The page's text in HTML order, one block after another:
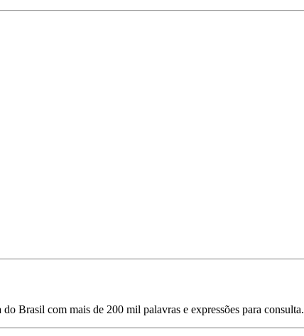
Brasil com mais de 200 mil palavras e expressões para consulta.